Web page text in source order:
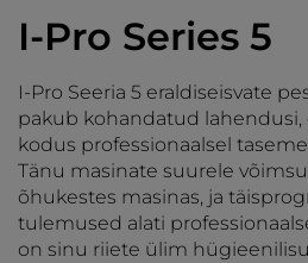
I-Pro Series 5
I-Pro Seeria 5 eraldiseisvate
pakub kohandatud lahendusi,
kodus professionaalsel
Tänu masinate suurele
õhukestes masinas, ja
tulemused alati
on sinu riiete ülim